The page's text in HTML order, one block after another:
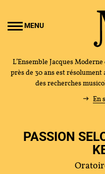
MENU
L’Ensemble Jacques
près de 30 ans est
des recherches
En
PASSION